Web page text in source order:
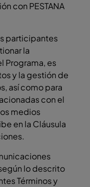
con PESTANA
participantes
la
Programa, es
y la gestión de
así como para
con el
medios
en la Cláusula
lo descrito
Términos y